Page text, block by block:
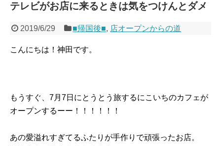
テレビがお店に来るときは気をつけんとダメ
2019/6/29 ■帰国後■, 店オープンからの道
こんにちは！神田です。
もうすぐ、7月7日にとうとう旅するにこいちのカフェが
オープンするーー！！！！！！
あの愛溢れすぎてるふたりが手作りで頑張ったお店。